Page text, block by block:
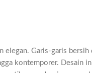
Garis-garis
kontemporer.